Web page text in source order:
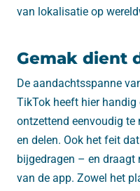
van lokalisatie op
Gemak dient
De aandachtsspanne
TikTok heeft hier
ontzettend eenvoudig te
en delen. Ook het feit
bijgedragen – en draagt
van de app. Zowel het